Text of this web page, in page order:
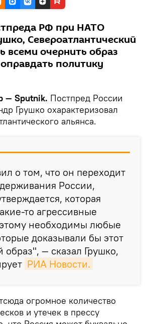
РФ при НАТО
Североатлантический
всеми очернить образ
политику
— Sputnik. Постпред России
Грушко охарактеризовал
альянса.
о том, что он переходит
России,
которая
то агрессивные
необходимы любые
доказывали бы этот
— сказал Грушко,
РИА Новости.
огромное количество
и утечек в прессу